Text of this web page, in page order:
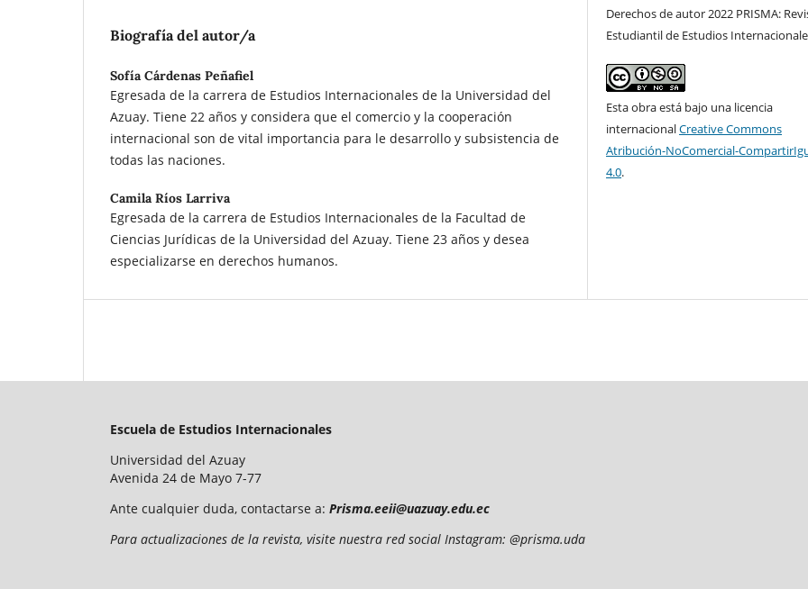
Biografía del autor/a
Sofía Cárdenas Peñafiel
Egresada de la carrera de Estudios Internacionales de la Universidad del
Azuay. Tiene 22 años y considera que el comercio y la cooperación
internacional son de vital importancia para le desarrollo y subsistencia de
todas las naciones.
Camila Ríos Larriva
Egresada de la carrera de Estudios Internacionales de la Facultad de
Ciencias Jurídicas de la Universidad del Azuay. Tiene 23 años y desea
especializarse en derechos humanos.
Derechos de autor 2022 PRISMA:
Estudiantil de Estudios
Esta obra está bajo una licencia
internacionalCreative Commons
Atribución-NoComercial-
4.0.
Escuela de Estudios Internacionales
Universidad del Azuay
Avenida 24 de Mayo 7-77
Ante cualquier duda, contactarse a: Prisma.eeii@uazuay.edu.ec
Para actualizaciones de la revista, visite nuestra red social Instagram: @prisma.uda